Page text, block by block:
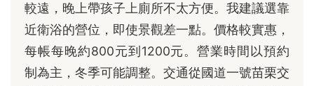
較遠，晚上帶孩子上廁所不太方便。我建議選靠
近衛浴的營位，即使景觀差一點。價格較實惠，
每帳每晚約800元到1200元。營業時間以預約
制為主，冬季可能調整。交通從國道一號苗栗交